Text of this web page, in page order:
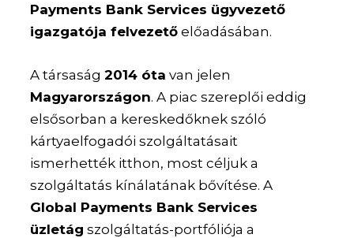
Payments Bank Services ügyvezető
igazgatója felvezető előadásában.
A társaság2014 óta van jelen
Magyarországon. A piac szereplői eddig
elsősorban a kereskedőknek szóló
kártyaelfogadói szolgáltatásait
ismerhették itthon, most céljuk a
szolgáltatás kínálatának bővítése. A
Global Payments Bank Services
üzletág szolgáltatás-portfóliója a